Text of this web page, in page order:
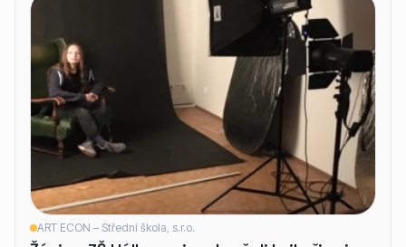
ART ECON – Střední škola, s.r.o.